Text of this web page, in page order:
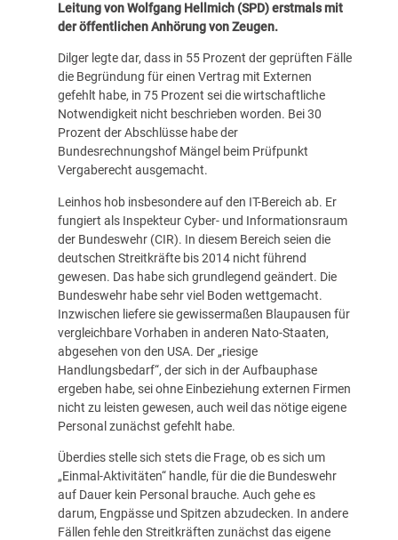
Leitung von Wolfgang Hellmich (SPD) erstmals mit
der öffentlichen Anhörung von Zeugen.
Dilger legte dar, dass in 55 Prozent der geprüften Fälle
die Begründung für einen Vertrag mit Externen
gefehlt habe, in 75 Prozent sei die wirtschaftliche
Notwendigkeit nicht beschrieben worden. Bei 30
Prozent der Abschlüsse habe der
Bundesrechnungshof Mängel beim Prüfpunkt
Vergaberecht ausgemacht.
Leinhos hob insbesondere auf den IT-Bereich ab. Er
fungiert als Inspekteur Cyber- und Informationsraum
der Bundeswehr (CIR). In diesem Bereich seien die
deutschen Streitkräfte bis 2014 nicht führend
gewesen. Das habe sich grundlegend geändert. Die
Bundeswehr habe sehr viel Boden wettgemacht.
Inzwischen liefere sie gewissermaßen Blaupausen für
vergleichbare Vorhaben in anderen Nato-Staaten,
abgesehen von den USA. Der „riesige
Handlungsbedarf“, der sich in der Aufbauphase
ergeben habe, sei ohne Einbeziehung externen Firmen
nicht zu leisten gewesen, auch weil das nötige eigene
Personal zunächst gefehlt habe.
Überdies stelle sich stets die Frage, ob es sich um
„Einmal-Aktivitäten“ handle, für die die Bundeswehr
auf Dauer kein Personal brauche. Auch gehe es
darum, Engpässe und Spitzen abzudecken. In andere
Fällen fehle den Streitkräften zunächst das eigene